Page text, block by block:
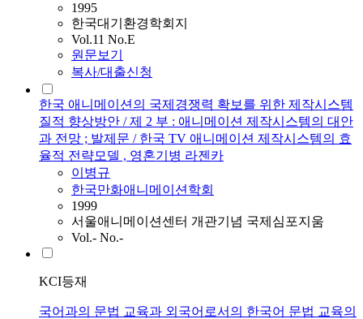
1995
한국대기환경학회지
Vol.11 No.E
원문보기
복사/대출신청
한국 애니메이션의 국제경쟁력 확보를 위한 제작시스템
질적 향상방안 / 제 2 부 : 애니메이션 제작시스템의 대안
과 전망 ; 발제문 / 한국 TV 애니메이션 제작시스템의 효
율적 전략모델 , 영혼기병 라젠카
이병규
한국만화애니메이션학회
1999
서울애니메이션센터 개관기념 국제심포지움
Vol.- No.-
KCI등재
국어과의 문법 교육과 외국어로서의 한국어 문법 교육의